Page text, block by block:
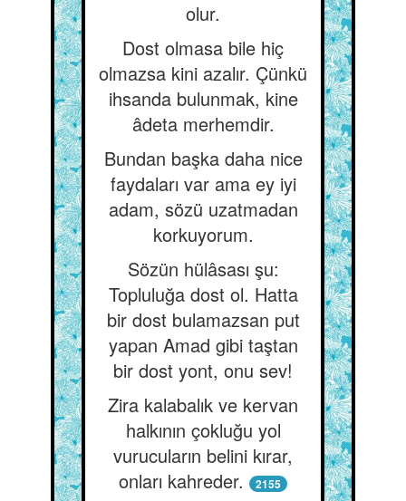
olur.
Dost olmasa bile hiç
olmazsa kini azalır. Çünkü
ihsanda bulunmak, kine
âdeta merhemdir.
Bundan başka daha nice
faydaları var ama ey iyi
adam, sözü uzatmadan
korkuyorum.
Sözün hülâsası şu:
Topluluğa dost ol. Hatta
bir dost bulamazsan put
yapan Amad gibi taştan
bir dost yont, onu sev!
Zira kalabalık ve kervan
halkının çokluğu yol
vurucuların belini kırar,
onları kahreder.
2155